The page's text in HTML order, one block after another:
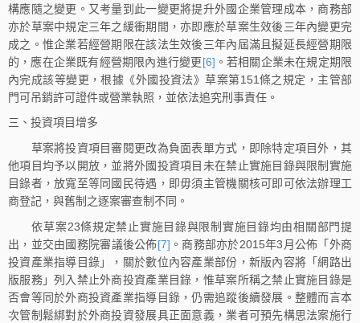
構應隨之變更。又考量到此一變更將提升外國企業管理成本，商務部
亦於草案中規定三年之緩衝期間，亦即應於草案生效後三年內變更完
成之。惟企業若經營期限在該法生效後三年內屆滿且擬延長經營期限
的，應在企業既有經營期限內進行變更[6] 。若相關企業未在規定期限
內完成該等變更，根據《外國投資法》草案第151條之規定，主管部
門可吊銷許可證件或營業執照，並依法追究刑事責任。
三、投資項目增多
草案將投資項目審閱更改為負面表單方式，即除特定項目外，其
他項目均予以開放，並將外國投資項目未在禁止實施目錄與限制實施
目錄者，放寬至等同國民待遇，即毋須主管機關核可即可依法辦理工
商登記，與舊制之逐案審查制不同。
依草案23條規定禁止實施目錄與限制實施目錄均由相關部門提
出，並交由國務院審議後公佈[7] 。商務部亦於2015年3月公佈「外商
投資產業指導目錄」，關於數位內容產業部份，新版內容將「網路出
版服務」列入禁止外商投資產業目錄，惟草案所稱之禁止實施目錄是
否會等同於外商投資產業指導目錄，仍需追蹤後續發展。整體而言本
次管制鬆綁對於外商投資發展具正面意義，業者可預先構思法案施行